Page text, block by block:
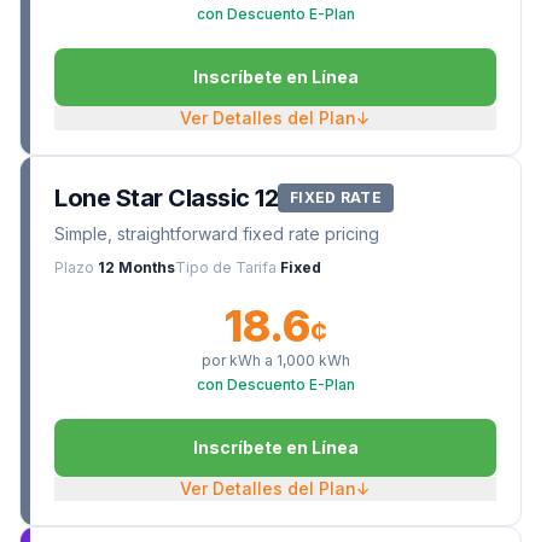
con Descuento E-Plan
Inscríbete en Línea
Ver Detalles del Plan↓
Lone Star Classic 12 FIXED RATE
Simple, straightforward fixed rate pricing
Plazo 12 MonthsTipo de Tarifa Fixed
18.6¢
por kWh a 1,000 kWh
con Descuento E-Plan
Inscríbete en Línea
Ver Detalles del Plan↓